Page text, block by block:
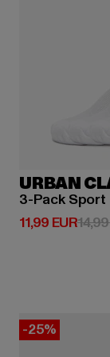
URBAN
3-Pack Sport
11,99 EUR
Derzeitiger
-25%